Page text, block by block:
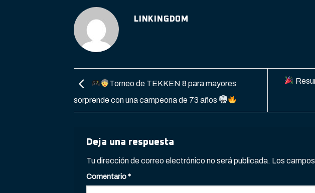
LINKINGDOM
Torneo de TEKKEN 8 para mayores
sorprende con una campeona de 73 años
Deja una respuesta
Tu dirección de correo electrónico no será publicada. Los
Comentario*